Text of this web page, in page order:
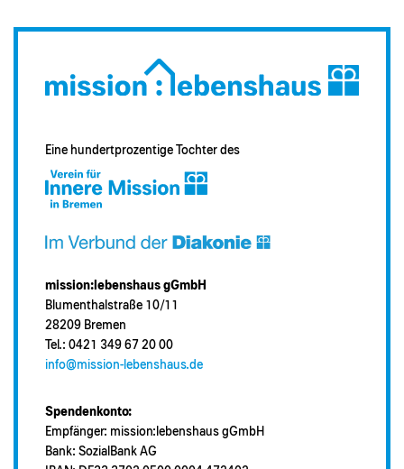
Eine hundertprozentige Tochter des
mission:lebenshaus gGmbH
Blumenthalstraße 10/11
28209 Bremen
Tel.: 0421 349 67 20 00
info@mission-lebenshaus.de
Spendenkonto:
Empfänger: mission:lebenshaus gGmbH
Bank: SozialBank AG